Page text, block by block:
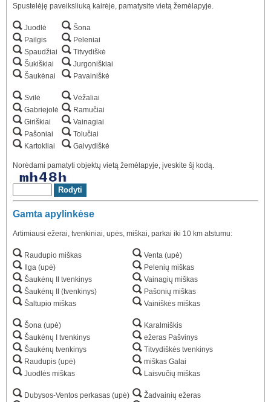
Spustelėję paveiksliuką kairėje, pamatysite vietą žemėlapyje.
Juodlė
Pailgis
Spaudžiai
Šukiškiai
Šaukėnai
Svilė
Gabriejolė
Giriškiai
Pašoniai
Kartokliai
Šona
Peleniai
Titvydiškė
Jurgoniškiai
Pavainiškė
Vėžaliai
Ramučiai
Vainagiai
Tolučiai
Galvydiškė
Norėdami pamatyti objektų vietą žemėlapyje, įveskite šį kodą.
Gamta apylinkėse
Artimiausi ežerai, tvenkiniai, upės, miškai, parkai iki 10 km atstumu:
Raudupio miškas
Ilga (upė)
Šaukėnų II tvenkinys
Šaukėnų II (tvenkinys)
Šaltupio miškas
Šona (upė)
Šaukėnų I tvenkinys
Šaukėnų tvenkinys
Raudupis (upė)
Juodlės miškas
Dubysos-Ventos perkasas (upė)
Venta (upė)
Pelenių miškas
Vainagių miškas
Pašonių miškas
Vainiškės miškas
Karalmiškis
ežeras Pašvinys
Titvydiškės tvenkinys
miškas Galai
Laisvučių miškas
Žadvainių ežeras